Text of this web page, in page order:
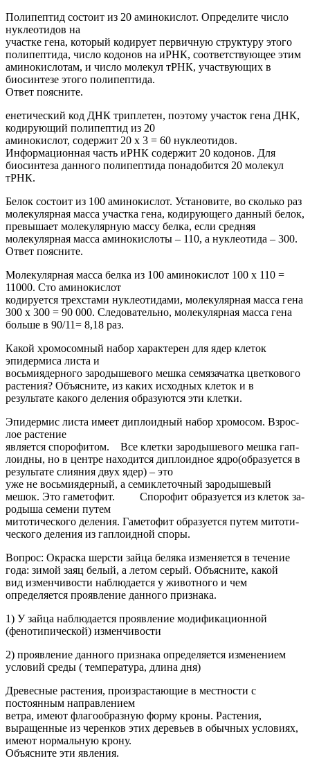
Полипептид состоит из 20 аминокислот. Определите число
нуклеотидов на
участке гена, который кодирует первичную структуру этого
полипептида, число кодонов на иРНК, соответствующее этим
аминокислотам, и число молекул тРНК, участвующих в
биосинтезе этого полипептида.
Ответ поясните.
енетический код ДНК триплетен, поэтому участок гена ДНК,
кодирующий полипептид из 20
аминокислот, содержит 20 х 3 = 60 нуклеотидов.
Информационная часть иРНК содержит 20 кодонов. Для
биосинтеза данного полипептида понадобится 20 молекул
тРНК.
Белок состоит из 100 аминокислот. Установите, во сколько раз
молекулярная масса участка гена, кодирующего данный белок,
превышает молекулярную массу белка, если средняя
молекулярная масса аминокислоты – 110, а нуклеотида – 300.
Ответ поясните.
Молекулярная масса белка из 100 аминокислот 100 х 110 =
11000. Сто аминокислот
кодируется трехстами нуклеотидами, молекулярная масса гена
300 х 300 = 90 000. Следовательно, молекулярная масса гена
больше в 90/11= 8,18 раз.
Какой хромосомный набор характерен для ядер клеток
эпидермиса листа и
восьмиядерного зародышевого мешка семязачатка цветкового
растения? Объясните, из каких исходных клеток и в
результате какого деления образуются эти клетки.
Эпи­дер­мис листа имеет ди­пло­ид­ный набор хро­мо­сом. Взрос­
лое рас­те­ние
яв­ля­ет­ся спо­ро­фи­том. Все клет­ки за­ро­ды­ше­во­го мешка га­п­
ло­ид­ны, но в цен­тре на­хо­дит­ся ди­пло­ид­ное ядро(об­ра­зу­ет­ся в
ре­зуль­та­те сли­я­ния двух ядер) – это
уже не вось­ми­ядер­ный, а се­ми­кле­точ­ный за­ро­ды­ше­вый
мешок. Это га­ме­то­фит. Спо­ро­фит об­ра­зу­ет­ся из кле­ток за­
ро­ды­ша се­ме­ни путем
ми­то­ти­че­ско­го де­ле­ния. Га­ме­то­фит об­ра­зу­ет­ся путем ми­то­ти­
че­ско­го де­ле­ния из га­п­ло­ид­ной споры.
Вопрос: Окраска шерсти зайца беляка изменяется в течение
года: зимой заяц белый, а летом серый. Объясните, какой
вид изменчивости наблюдается у животного и чем
определяется проявление данного признака.
1) У зайца наблюдается проявление модификационной
(фенотипической) изменчивости
2) проявление данного признака определяется изменением
условий среды ( температура, длина дня)
Древесные растения, произрастающие в местности с
постоянным направлением
ветра, имеют флагообразную форму кроны. Растения,
выращенные из черенков этих деревьев в обычных условиях,
имеют нормальную крону.
Объясните эти явления.